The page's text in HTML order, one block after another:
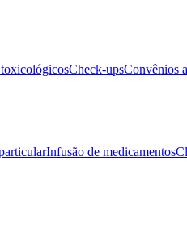
Check-upsConvênios
Infusão de medicamentos